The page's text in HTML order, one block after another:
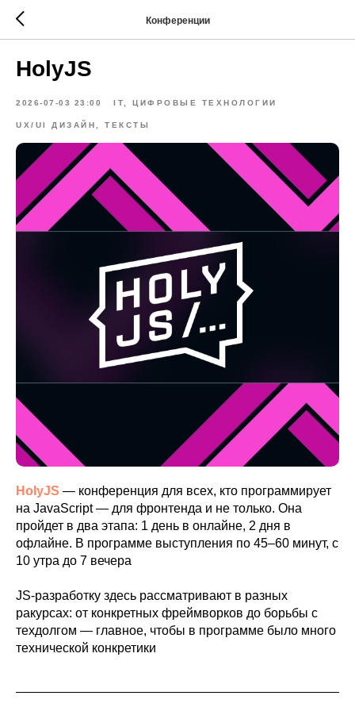
Конференции
HolyJS
2026-07-03 23:00 IT, ЦИФРОВЫЕ ТЕХНОЛОГИИ
UX/UI ДИЗАЙН, ТЕКСТЫ
HolyJS — конференция для всех, кто программирует
на JavaScript — для фронтенда и не только. Она
пройдет в два этапа: 1 день в онлайне, 2 дня в
офлайне. В программе выступления по 45–60 минут, с
10 утра до 7 вечера
JS‑разработку здесь рассматривают в разных
ракурсах: от конкретных фреймворков до борьбы с
техдолгом — главное, чтобы в программе было много
технической конкретики